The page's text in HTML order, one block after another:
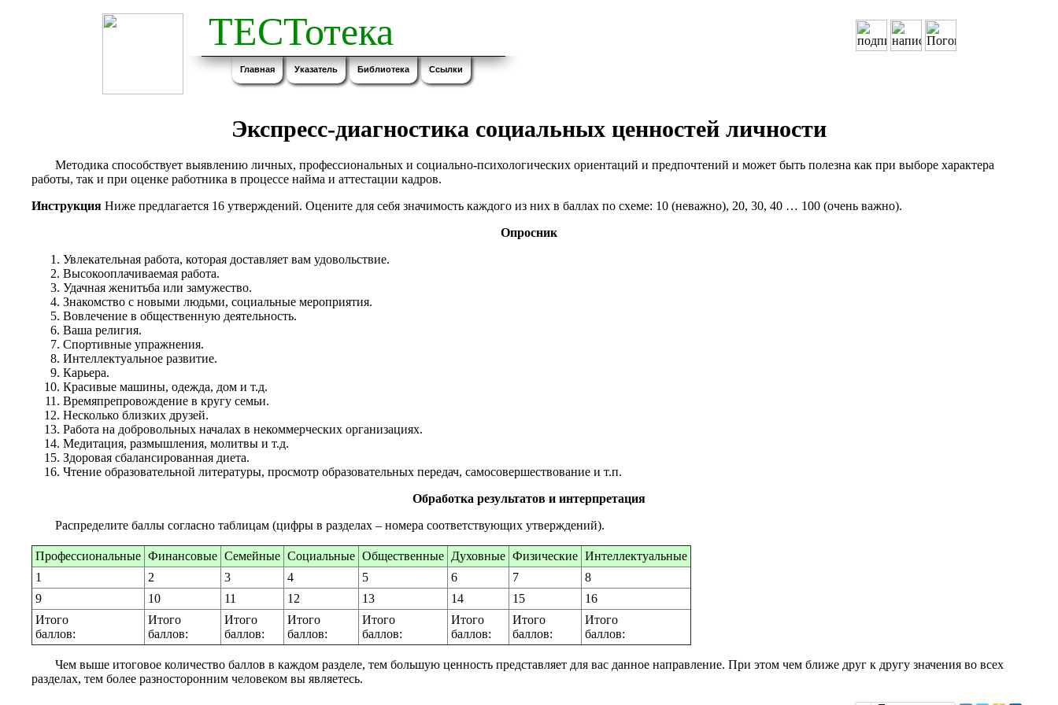
ТЕСТотека
Главная Указатель Библиотека Ссылки
Экспресс-диагностика социальных ценностей личности
Методика способствует выявлению личных, профессиональных и социально-психологических ориентаций и предпочтений и может быть полезна как при выборе характера
работы, так и при оценке работника в процессе найма и аттестации кадров.
Инструкция Ниже предлагается 16 утверждений. Оцените для себя значимость каждого из них в баллах по схеме: 10 (неважно), 20, 30, 40 … 100 (очень важно).
Опросник
Увлекательная работа, которая доставляет вам удовольствие.
Высокооплачиваемая работа.
Удачная женитьба или замужество.
Знакомство с новыми людьми, социальные мероприятия.
Вовлечение в общественную деятельность.
Ваша религия.
Спортивные упражнения.
Интеллектуальное развитие.
Карьера.
Красивые машины, одежда, дом и т.д.
Времяпрепровождение в кругу семьи.
Несколько близких друзей.
Работа на добровольных началах в некоммерческих организациях.
Медитация, размышления, молитвы и т.д.
Здоровая сбалансированная диета.
Чтение образовательной литературы, просмотр образовательных передач, самосовершествование и т.п.
Обработка результатов и интерпретация
Распределите баллы согласно таблицам (цифры в разделах – номера соответствующих утверждений).
Профессиональные Финансовые Семейные Социальные Общественные Духовные Физические Интеллектуальные
1
2 3 4 5 6 7
8
9
10 11 12 13 14 15
16
Итого
баллов:
Итого
баллов:
Итого
баллов:
Итого
баллов:
Итого
баллов:
Итого
баллов:
Итого
баллов:
Итого
баллов:
Чем выше итоговое количество баллов в каждом разделе, тем большую ценность представляет для вас данное направление. При этом чем ближе друг к другу значения во всех
разделах, тем более разносторонним человеком вы являетесь.